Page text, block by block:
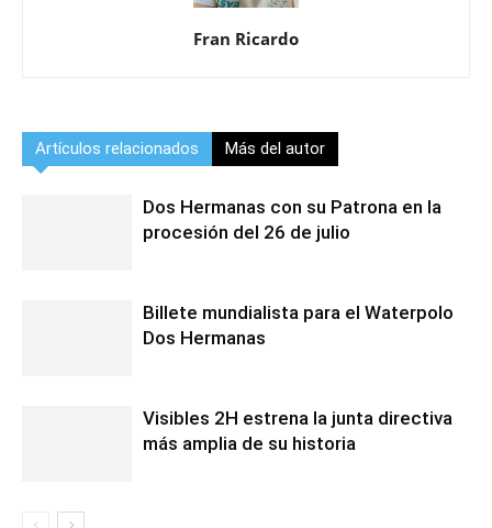
Fran Ricardo
Artículos relacionados Más del autor
Dos Hermanas con su Patrona en la
procesión del 26 de julio
Billete mundialista para el Waterpolo
Dos Hermanas
Visibles 2H estrena la junta directiva
más amplia de su historia